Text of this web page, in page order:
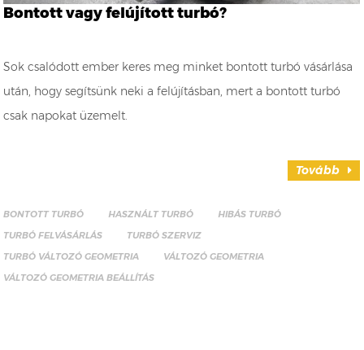
Bontott vagy felújított turbó?
Sok csalódott ember keres meg minket bontott turbó vásárlása
után, hogy segítsünk neki a felújításban, mert a bontott turbó
csak napokat üzemelt.
Tovább
BONTOTT TURBÓ HASZNÁLT TURBÓ
HIBÁS TURBÓ
TURBÓ FELVÁSÁRLÁS
TURBÓ SZERVIZ
TURBÓ VÁLTOZÓ GEOMETRIA
VÁLTOZÓ GEOMETRIA
VÁLTOZÓ GEOMETRIA BEÁLLÍTÁS